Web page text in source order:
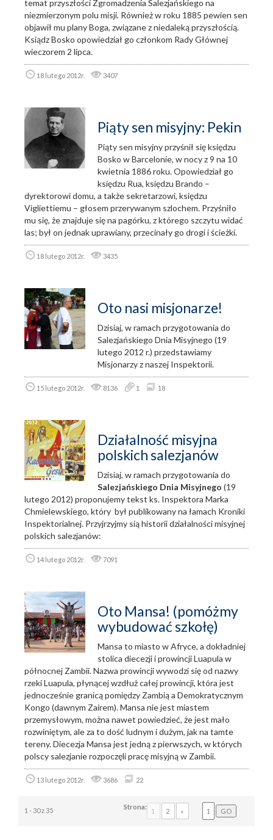
temat przyszłości Zgromadzenia Salezjańskiego na
niezmierzonym polu misji. Również w roku 1885 pewien sen
objawił mu plany Boga, związane z niedaleką przyszłością.
Ksiądz Bosko opowiedział go członkom Rady Głównej
wieczorem 2 lipca.
18 lutego 2012r. 3407
Piąty sen misyjny: Pekin
Piąty sen misyjny przyśnił się księdzu
Bosko w Barcelonie, w nocy z 9 na 10
kwietnia 1886 roku. Opowiedział go
księdzu Rua, księdzu Brando –
dyrektorowi domu, a także sekretarzowi, księdzu
Vigliettiemu – głosem przerywanym szlochem. Przyśniło
mu się, że znajduje się na pagórku, z którego szczytu widać
las; był on jednak uprawiany, przecinały go drogi i ścieżki.
18 lutego 2012r. 3435
Oto nasi misjonarze!
Dzisiaj, w ramach przygotowania do
Salezjańskiego Dnia Misyjnego (19
lutego 2012 r.) przedstawiamy
Misjonarzy z naszej Inspektorii.
15 lutego 2012r. 8136 1 18
Działalność misyjna
polskich salezjanów
Dzisiaj, w ramach przygotowania do
Salezjańskiego Dnia Misyjnego (19
lutego 2012) proponujemy tekst ks. Inspektora Marka
Chmielewskiego, który był publikowany na łamach Kroniki
Inspektorialnej. Przyjrzyjmy sią historii działalności misyjnej
polskich salezjanów:
14 lutego 2012r. 7091
Oto Mansa! (pomóżmy
wybudować szkołę)
Mansa to miasto w Afryce, a dokładniej
stolica diecezji i prowincji Luapula w
północnej Zambii. Nazwa prowincji wywodzi się od nazwy
rzeki Luapula, płynącej wzdłuż całej prowincji, która jest
jednocześnie granicą pomiędzy Zambią a Demokratycznym
Kongo (dawnym Zairem). Mansa nie jest miastem
przemysłowym, można nawet powiedzieć, że jest mało
rozwiniętym, ale za to dość ludnym i dużym, jak na tamte
tereny. Diecezja Mansa jest jedną z pierwszych, w których
polscy salezjanie rozpoczęli pracę misyjną w Zambii.
13 lutego 2012r. 3686 22
1 - 30 z 35 1 2 »
Strona: